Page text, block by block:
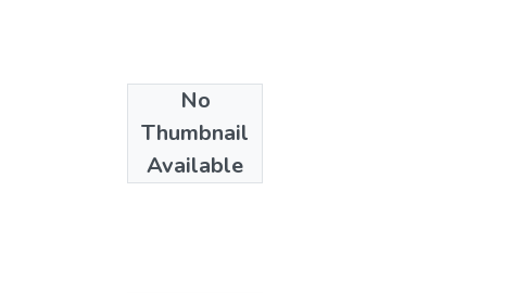
No
Thumbnail
Available